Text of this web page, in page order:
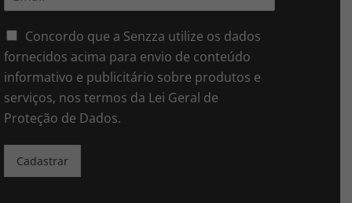
* m
i
l
*
Concordo que a Senzza utilize os dados
fornecidos acima para envio de conteúdo
informativo e publicitário sobre produtos e
serviços, nos termos da Lei Geral de
Proteção de Dados.
Cadastrar